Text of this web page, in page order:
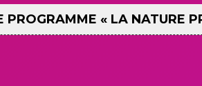
PROGRAMME « LA NATURE